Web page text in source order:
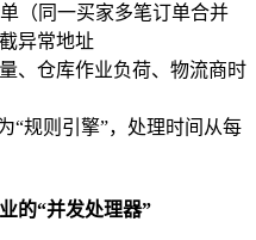
（同一买家多笔订单合并
异常地址
、仓库作业负荷、物流商时
“规则引擎”，处理时间从每
的“并发处理器”